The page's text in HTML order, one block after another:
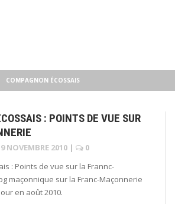
COMPAGNON ÉCOSSAIS
: POINTS DE VUE SUR
9 NOVEMBRE 2010 |
0
: Points de vue sur la Frannc-
maçonnique sur la Franc-Maçonnerie
en août 2010.